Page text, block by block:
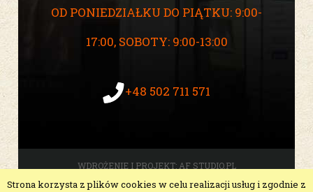
Strona korzysta z plików cookies w celu realizacji usług i zgodnie z
OD PONIEDZIAŁKU DO PIĄTKU: 9:00-
17:00, SOBOTY: 9:00-13:00
+48 502 711 571
WDROŻENIE I PROJEKT: AF STUDIO.PL